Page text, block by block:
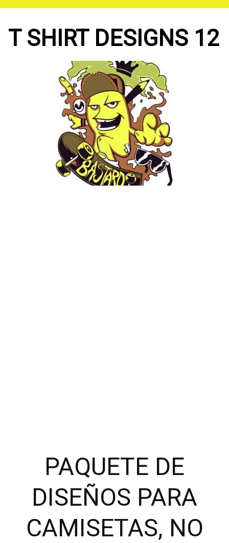
Saltar
contenido
T SHIRT DESIGNS 12
PAQUETE DE
DISEÑOS PARA
CAMISETAS, NO